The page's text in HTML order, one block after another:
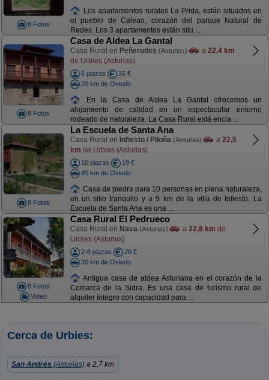
8 Fotos
Los apartamentos rurales La Prida, están situados en
el pueblo de Caleao, corazón del parque Natural de
Redes. Los 3 apartamentos están situ ...
8 Fotos
Casa de Aldea La Gantal
Casa Rural en Peñerudes (Asturias) a 22,4 km
de Urbies (Asturias)
6 plazas
35 €
20 km de Oviedo
En la Casa de Aldea La Gantal ofrecemos un
alojamiento de calidad en un espectacular entorno
rodeado de naturaleza. La Casa Rural está encla ...
8 Fotos
La Escuela de Santa Ana
Casa Rural en Infiesto / Piloña (Asturias) a 22,5
km de Urbies (Asturias)
10 plazas
19 €
45 km de Oviedo
Casa de piedra para 10 personas en plena naturaleza,
en un sitio tranquilo y a 9 km de la villa de Infiesto. La
Escuela de Santa Ana es una ...
8 Fotos
Video
Casa Rural El Pedrueco
Casa Rural en Nava (Asturias) a 22,8 km de
Urbies (Asturias)
2-6 plazas
26 €
30 km de Oviedo
Antigua casa de aldea Asturiana en el corazón de la
Comarca de la Sidra. Es una casa de turismo rural de
alquiler íntegro con capacidad para ...
Cerca de Urbies:
San Andrés (Asturias) a 2,7 km